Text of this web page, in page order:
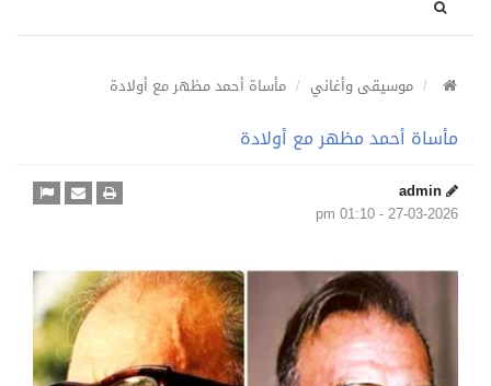
موسيقى وأغاني مأساة أحمد مظهر مع أولادة
مأساة أحمد مظهر مع أولادة
admin
27-03-2026 - 01:10 pm